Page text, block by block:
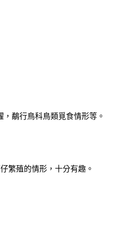
，鷸行鳥科鳥類覓食情形等。
繁殖的情形，十分有趣。